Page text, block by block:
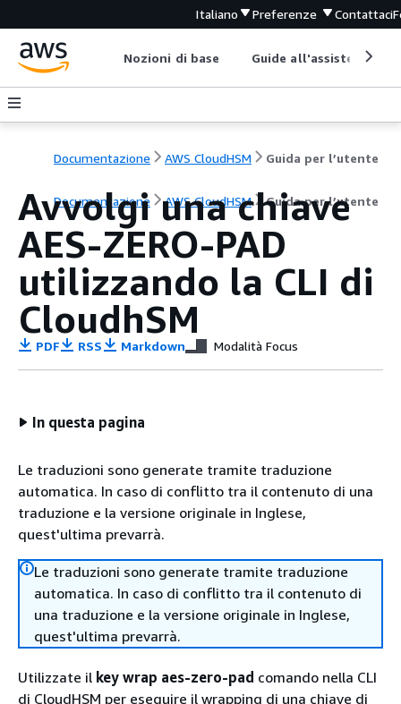
Italiano Preferenze Contattaci
Nozioni di base Guide all'assistenza
Documentazione AWS CloudHSM Guida per l’utente
Documentazione AWS CloudHSM Guida per l’utente
Avvolgi una chiave
AES-ZERO-PAD
utilizzando la CLI di
CloudhSM
PDF RSS Markdown Modalità Focus
In questa pagina
Le traduzioni sono generate tramite traduzione
automatica. In caso di conflitto tra il contenuto di una
traduzione e la versione originale in Inglese,
quest'ultima prevarrà.
Le traduzioni sono generate tramite traduzione
automatica. In caso di conflitto tra il contenuto di
una traduzione e la versione originale in Inglese,
quest'ultima prevarrà.
Utilizzate il key wrap aes-zero-pad comando nella CLI
di CloudHSM per eseguire il wrapping di una chiave di